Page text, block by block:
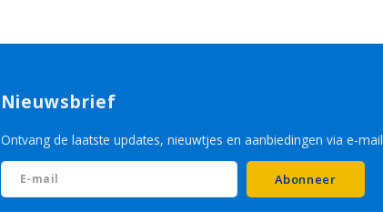
Nieuwsbrief
Ontvang de laatste updates, nieuwtjes en aanbiedingen via e-mail
Abonneer